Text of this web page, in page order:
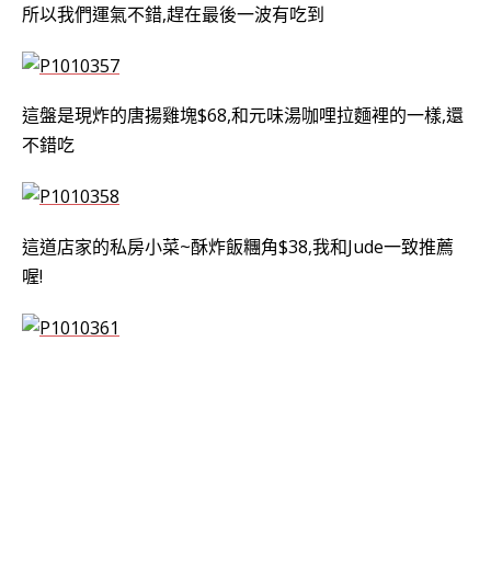
所以我們運氣不錯,趕在最後一波有吃到
這盤是現炸的唐揚雞塊$68,和元味湯咖哩拉麵裡的一樣,還
不錯吃
這道店家的私房小菜~酥炸飯糰角$38,我和Jude一致推薦
喔!